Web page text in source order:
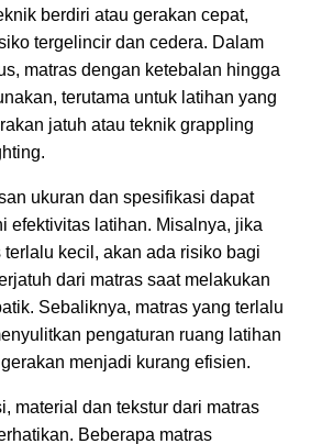
berdiri atau gerakan cepat,
tergelincir dan cedera. Dalam
matras dengan ketebalan hingga
terutama untuk latihan yang
jatuh atau teknik grappling
ukuran dan spesifikasi dapat
efektivitas latihan. Misalnya, jika
terlalu kecil, akan ada risiko bagi
dari matras saat melakukan
Sebaliknya, matras yang terlalu
pengaturan ruang latihan
menjadi kurang efisien.
material dan tekstur dari matras
Beberapa matras